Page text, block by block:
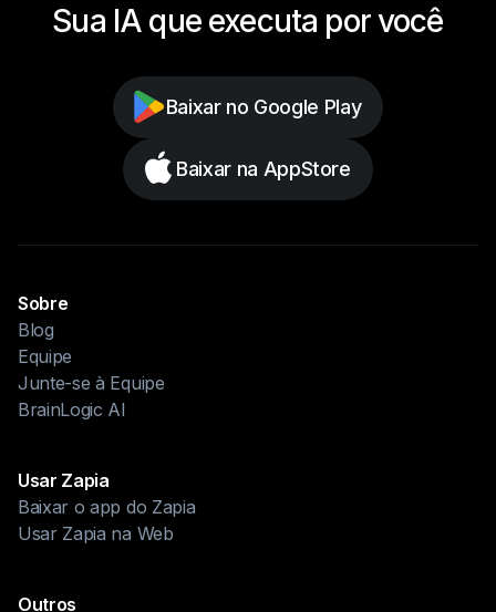
Sua IA que executa por você
Baixar no Google Play
Baixar na AppStore
Sobre
Blog
Equipe
Junte-se à Equipe
BrainLogic AI
Usar Zapia
Baixar o app do Zapia
Usar Zapia na Web
Outros